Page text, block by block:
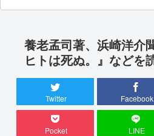
養老孟司著、浜崎洋介
ヒトは死ぬ。』などを
Twitter Facebook
Pocket LINE